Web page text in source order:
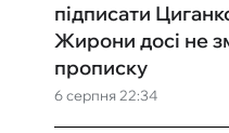
6 серпня 22:34
підписати
Жирони досі не
прописку